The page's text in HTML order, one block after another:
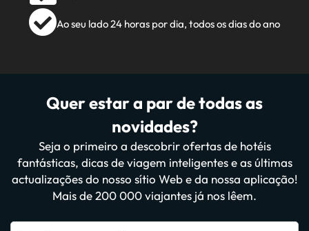
Ao seu lado 24 horas por dia, todos os dias do ano
Quer estar a par de todas as
novidades?
Seja o primeiro a descobrir ofertas de hotéis
fantásticas, dicas de viagem inteligentes e as últimas
actualizações do nosso sítio Web e da nossa aplicação!
Mais de 200 000 viajantes já nos lêem.